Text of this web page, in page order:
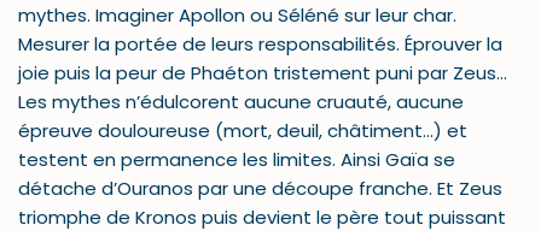
mythes. Imaginer Apollon ou Séléné sur leur char.
Mesurer la portée de leurs responsabilités. Éprouver la
joie puis la peur de Phaéton tristement puni par Zeus…
Les mythes n’édulcorent aucune cruauté, aucune
épreuve douloureuse (mort, deuil, châtiment…) et
testent en permanence les limites. Ainsi Gaïa se
détache d’Ouranos par une découpe franche. Et Zeus
triomphe de Kronos puis devient le père tout puissant